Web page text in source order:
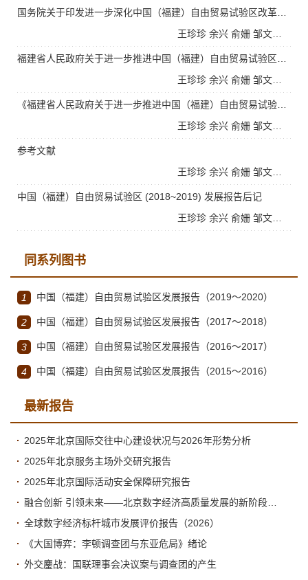
王珍珍 余兴 俞姗 邹文杰
王珍珍 余兴 俞姗 邹文杰
王珍珍 余兴 俞姗 邹文杰
王珍珍 余兴 俞姗 邹文杰
参考文献
王珍珍 余兴 俞姗 邹文杰
中国（福建）自由贸易试验区 (2018~2019) 发展报告后记
同系列图书
1 中国（福建）自由贸易试验区发展报告（2019～2020）
2 中国（福建）自由贸易试验区发展报告（2017～2018）
3 中国（福建）自由贸易试验区发展报告（2016～2017）
4 中国（福建）自由贸易试验区发展报告（2015～2016）
最新报告
2025年北京国际交往中心建设状况与2026年形势分析
2025年北京服务主场外交研究报告
2025年北京国际活动安全保障研究报告
全球数字经济标杆城市发展评价报告（2026）
《大国博弈：李顿调查团与东亚危局》绪论
外交鏖战：国联理事会决议案与调查团的产生